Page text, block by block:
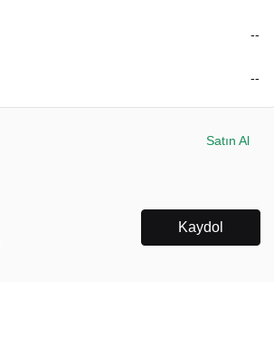
--
--
Satın Al
Kaydol